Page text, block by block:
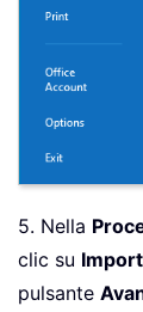
5. Nella
clic su
pulsante